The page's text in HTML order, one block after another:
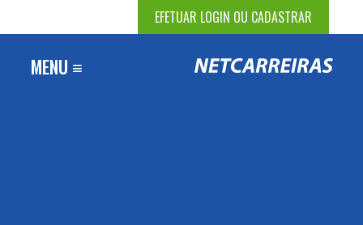
EFETUAR LOGIN OU CADASTRAR
MENU ≡